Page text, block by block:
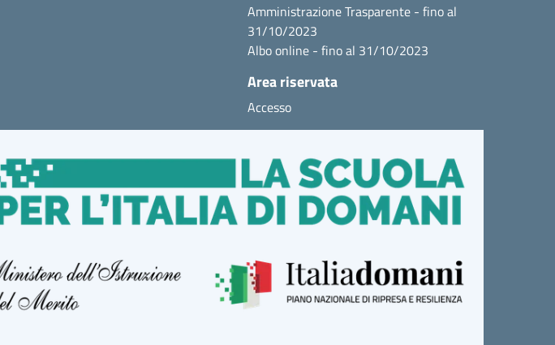
Amministrazione Trasparente - fino al
31/10/2023
Albo online - fino al 31/10/2023
Area riservata
Accesso